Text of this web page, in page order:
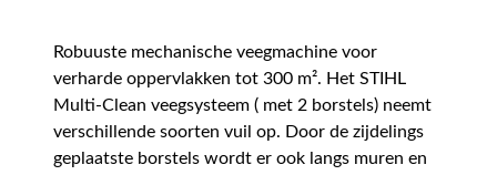
Robuuste mechanische veegmachine voor
verharde oppervlakken tot 300 m². Het STIHL
Multi-Clean veegsysteem ( met 2 borstels) neemt
verschillende soorten vuil op. Door de zijdelings
geplaatste borstels wordt er ook langs muren en